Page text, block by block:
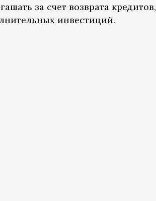
за счет возврата кредитов,
инвестиций.